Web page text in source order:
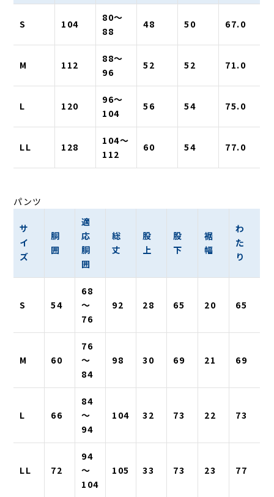
S 104
80〜
88
48 50 67.0
M 112
88〜
96
52 52 71.0
L 120
96〜
104
56 54 75.0
LL 128
104〜
112
60 54 77.0
パンツ
サ
イ
ズ
胴
囲
適
応
胴
囲
総
丈
股
上
股
下
裾
幅
わ
た
り
S 54
68
〜
76
92 28 65 20 65
M 60
76
〜
84
98 30 69 21 69
L 66
84
〜
94
104 32 73 22 73
LL 72
94
〜
104
105 33 73 23 77